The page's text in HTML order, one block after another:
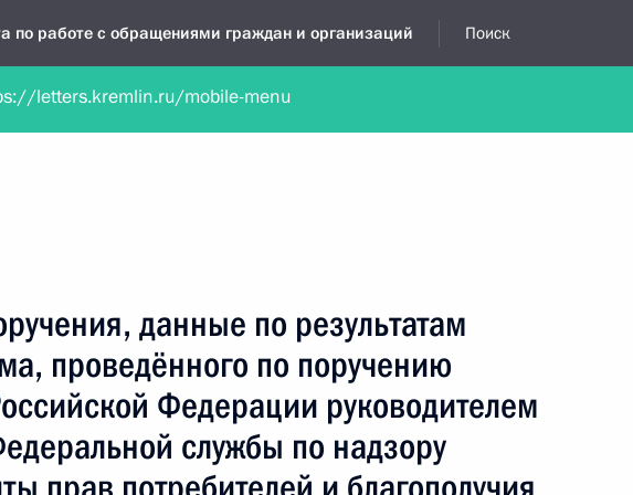
по работе с обращениями граждан и организаций Поиск
документа Обратиться в устной форме
города и темы
данные по результатам
проведённого по поручению
Федерации руководителем
службы по надзору
letters.kremlin.ru/mobile-menu